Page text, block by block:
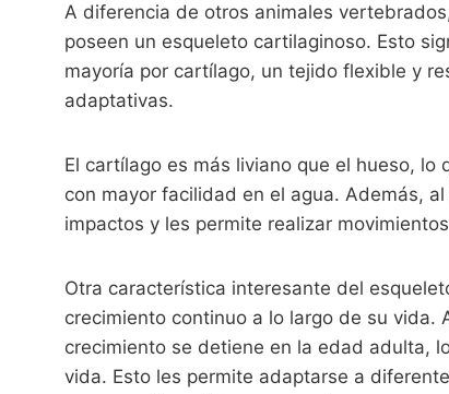
A diferencia de otros animales
poseen un esqueleto cartilaginoso. Esto
mayoría por cartílago, un tejido flexible y
adaptativas.
El cartílago es más liviano que el hueso,
con mayor facilidad en el agua. Además,
impactos y les permite realizar
Otra característica interesante del
crecimiento continuo a lo largo de su vida.
crecimiento se detiene en la edad adulta,
vida. Esto les permite adaptarse a